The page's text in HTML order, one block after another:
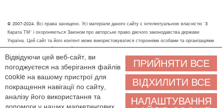
© 2007-2024. Всі права захищено. Усі матеріали даного сайту є інтелектуальною власністю "3
Карата ТМ" і охороняються Законом про авторське право діючого законодавства держави
Україна. Цей сайт та його контент може використовуватися сторонніми особами та організаціями
тільки для некомерційних цілей. Будь-яке завантаження, копіювання, друк та інше використання
матеріалів даного сайту для некомерційних цілей повинно супроводжуватись працюючим
посиланням або іншим зазначенням на джерело.
Ми обробляємо персональні дані (cookies, IP-адреса, місце розташування), щоб вам
було зручніше користуватися сайтом. Залишаючись на сайті, ви погоджуєтеся на
обробку персональних даних. Якщо ви не згодні, будь ласка, покиньте сайт і зв'яжіться з нами
Відвідуючи цей веб-сайт, ви
погоджуєтеся на зберігання файлів
cookie на вашому пристрої для
покращення навігації по сайту,
аналізу його використання та
ПРИЙНЯТИ ВСЕ
ВІДХИЛИТИ ВСЕ
НАЛАШТУВАННЯ